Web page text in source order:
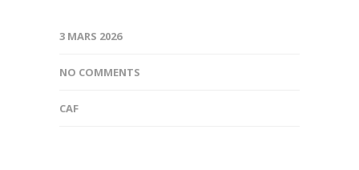
3 MARS 2026
NO COMMENTS
CAF